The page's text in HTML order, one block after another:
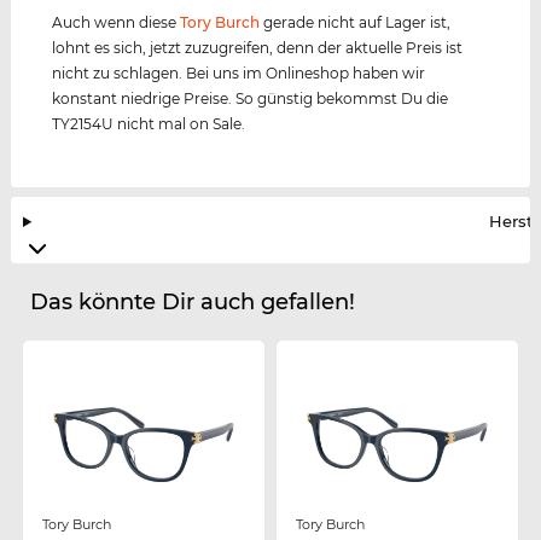
Auch wenn dieseTory Burch gerade nicht auf Lager ist,
lohnt es sich, jetzt zuzugreifen, denn der aktuelle Preis ist
nicht zu schlagen. Bei uns im Onlineshop haben wir
konstant niedrige Preise. So günstig bekommst Du die
TY2154U nicht mal on Sale.
Das könnte Dir auch gefallen!
Tory Burch Tory Burch